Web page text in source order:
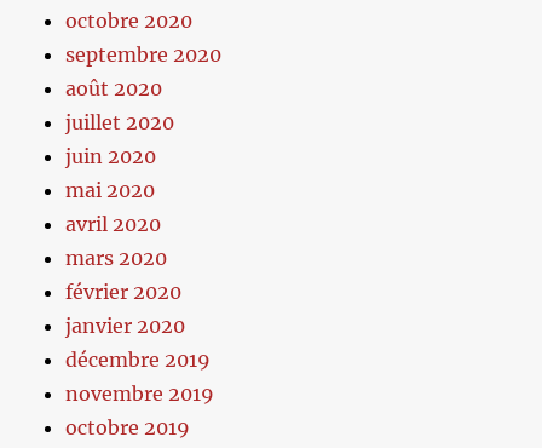
octobre 2020
septembre 2020
août 2020
juillet 2020
juin 2020
mai 2020
avril 2020
mars 2020
février 2020
janvier 2020
décembre 2019
novembre 2019
octobre 2019